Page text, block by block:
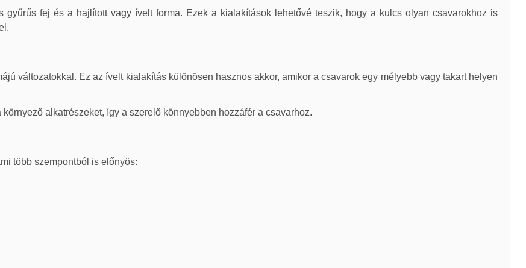
fej és a hajlított vagy ívelt forma. Ezek a kialakítások lehetővé teszik, hogy a kulcs olyan csavarokhoz is
változatokkal. Ez az ívelt kialakítás különösen hasznos akkor, amikor a csavarok egy mélyebb vagy takart helyen
alkatrészeket, így a szerelő könnyebben hozzáfér a csavarhoz.
több szempontból is előnyös: